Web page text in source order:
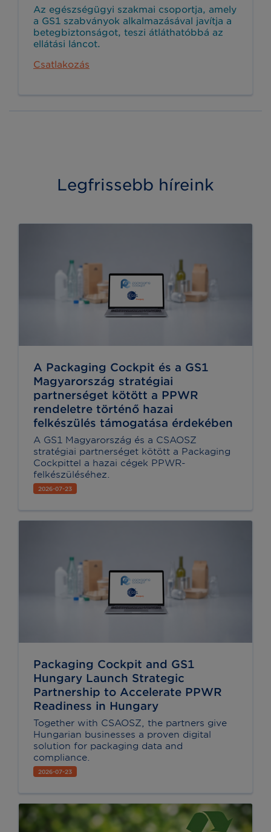
Az egészségügyi szakmai csoportja, amely
a GS1 szabványok alkalmazásával javítja a
betegbiztonságot, teszi átláthatóbbá az
ellátási láncot.
Csatlakozás
Legfrissebb híreink
A Packaging Cockpit és a GS1
Magyarország stratégiai
partnerséget kötött a PPWR
rendeletre történő hazai
felkészülés támogatása érdekében
A GS1 Magyarország és a CSAOSZ
stratégiai partnerséget kötött a Packaging
Cockpittel a hazai cégek PPWR-
felkészüléséhez.
2026-07-23
Packaging Cockpit and GS1
Hungary Launch Strategic
Partnership to Accelerate PPWR
Readiness in Hungary
Together with CSAOSZ, the partners give
Hungarian businesses a proven digital
solution for packaging data and
compliance.
2026-07-23